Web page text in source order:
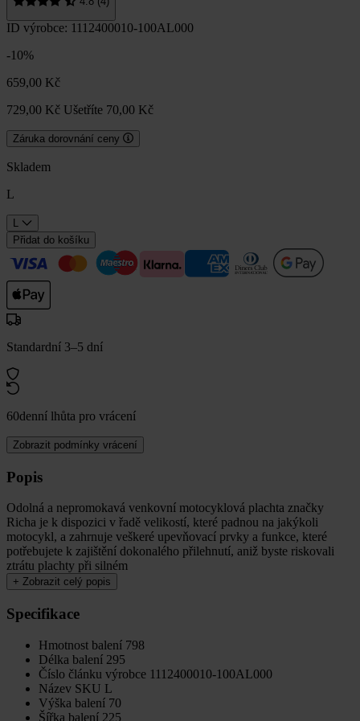
ID výrobce: 1112400010-100AL000
-10%
659,00 Kč
729,00 Kč Ušetříte 70,00 Kč
Záruka dorovnání ceny
Skladem
L
Přidat do košíku
Standardní 3–5 dní
60denní lhůta pro vrácení
Zobrazit podmínky vrácení
Popis
Odolná a nepromokavá venkovní motocyklová plachta značky
Richa je k dispozici v řadě velikostí, které padnou na jakýkoli
motocykl, a zahrnuje veškeré upevňovací prvky a funkce, které
potřebujete k zajištění dokonalého přilehnutí, aniž byste riskovali
ztrátu plachty při silném
+ Zobrazit celý popis
Specifikace
Hmotnost balení 798
Délka balení 295
Číslo článku výrobce 1112400010-100AL000
Název SKU L
Výška balení 70
Šířka balení 225